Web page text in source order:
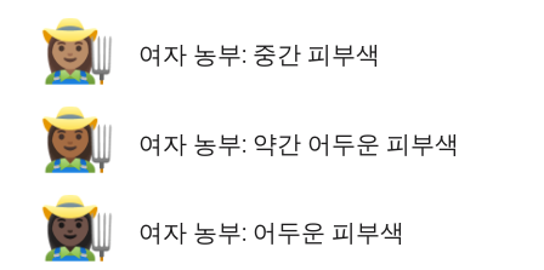
👩🏽‍🌾 여자 농부: 중간 피부색
👩🏾‍🌾 여자 농부: 약간 어두운 피부색
👩🏿‍🌾 여자 농부: 어두운 피부색